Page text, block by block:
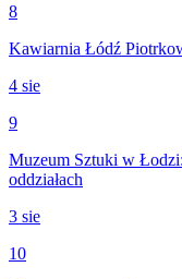
8
Kawiarnia Łódź
4 sie
9
Muzeum Sztuki w
oddziałach
3 sie
10